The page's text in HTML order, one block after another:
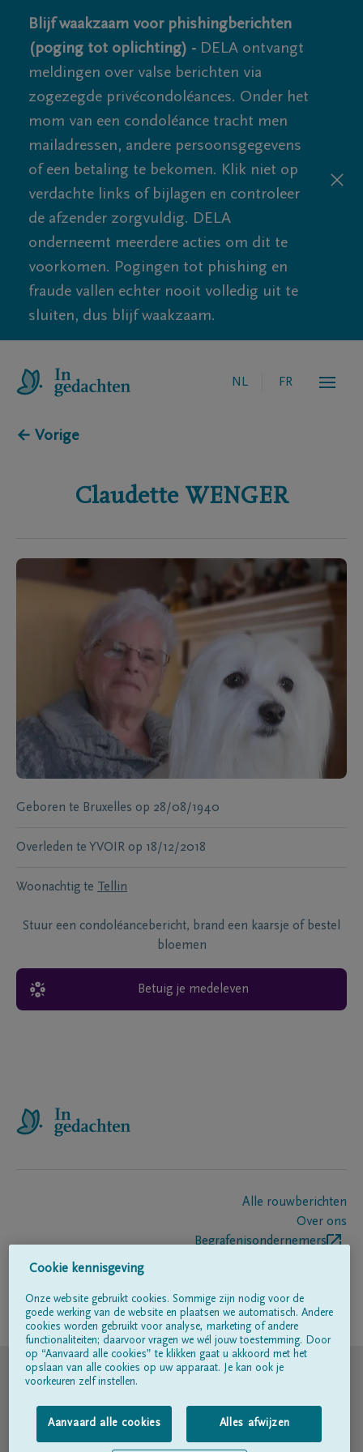
Blijf waakzaam voor phishingberichten
(poging tot oplichting) - DELA ontvangt
meldingen over valse berichten via
zogezegde privécondoléances. Onder het
mom van een condoléance tracht men
mailadressen, andere persoonsgegevens
of een betaling te bekomen. Klik niet op
verdachte links of bijlagen en controleer
de afzender zorgvuldig. DELA
onderneemt meerdere acties om dit te
voorkomen. Pogingen tot phishing en
fraude vallen echter nooit volledig uit te
sluiten, dus blijf waakzaam.
NL FR
← Vorige
Claudette WENGER
Geboren te Bruxelles op 28/08/1940
Overleden te YVOIR op 18/12/2018
Woonachtig te Tellin
Stuur een condoléancebericht, brand een kaarsje of bestel
bloemen
Betuig je medeleven
Alle rouwberichten
Over ons
Begrafenisondernemers
Volg ons op
© DELA
Gebruiksvoorwaarden
Privacyverklaring
Cookie kennisgeving
Onze website gebruikt cookies. Sommige zijn nodig voor de
goede werking van de website en plaatsen we automatisch. Andere
cookies worden gebruikt voor analyse, marketing of andere
functionaliteiten; daarvoor vragen we wél jouw toestemming. Door
op “Aanvaard alle cookies” te klikken gaat u akkoord met het
opslaan van alle cookies op uw apparaat. Je kan ook je
voorkeuren zelf instellen.
Aanvaard alle cookies Alles afwijzen